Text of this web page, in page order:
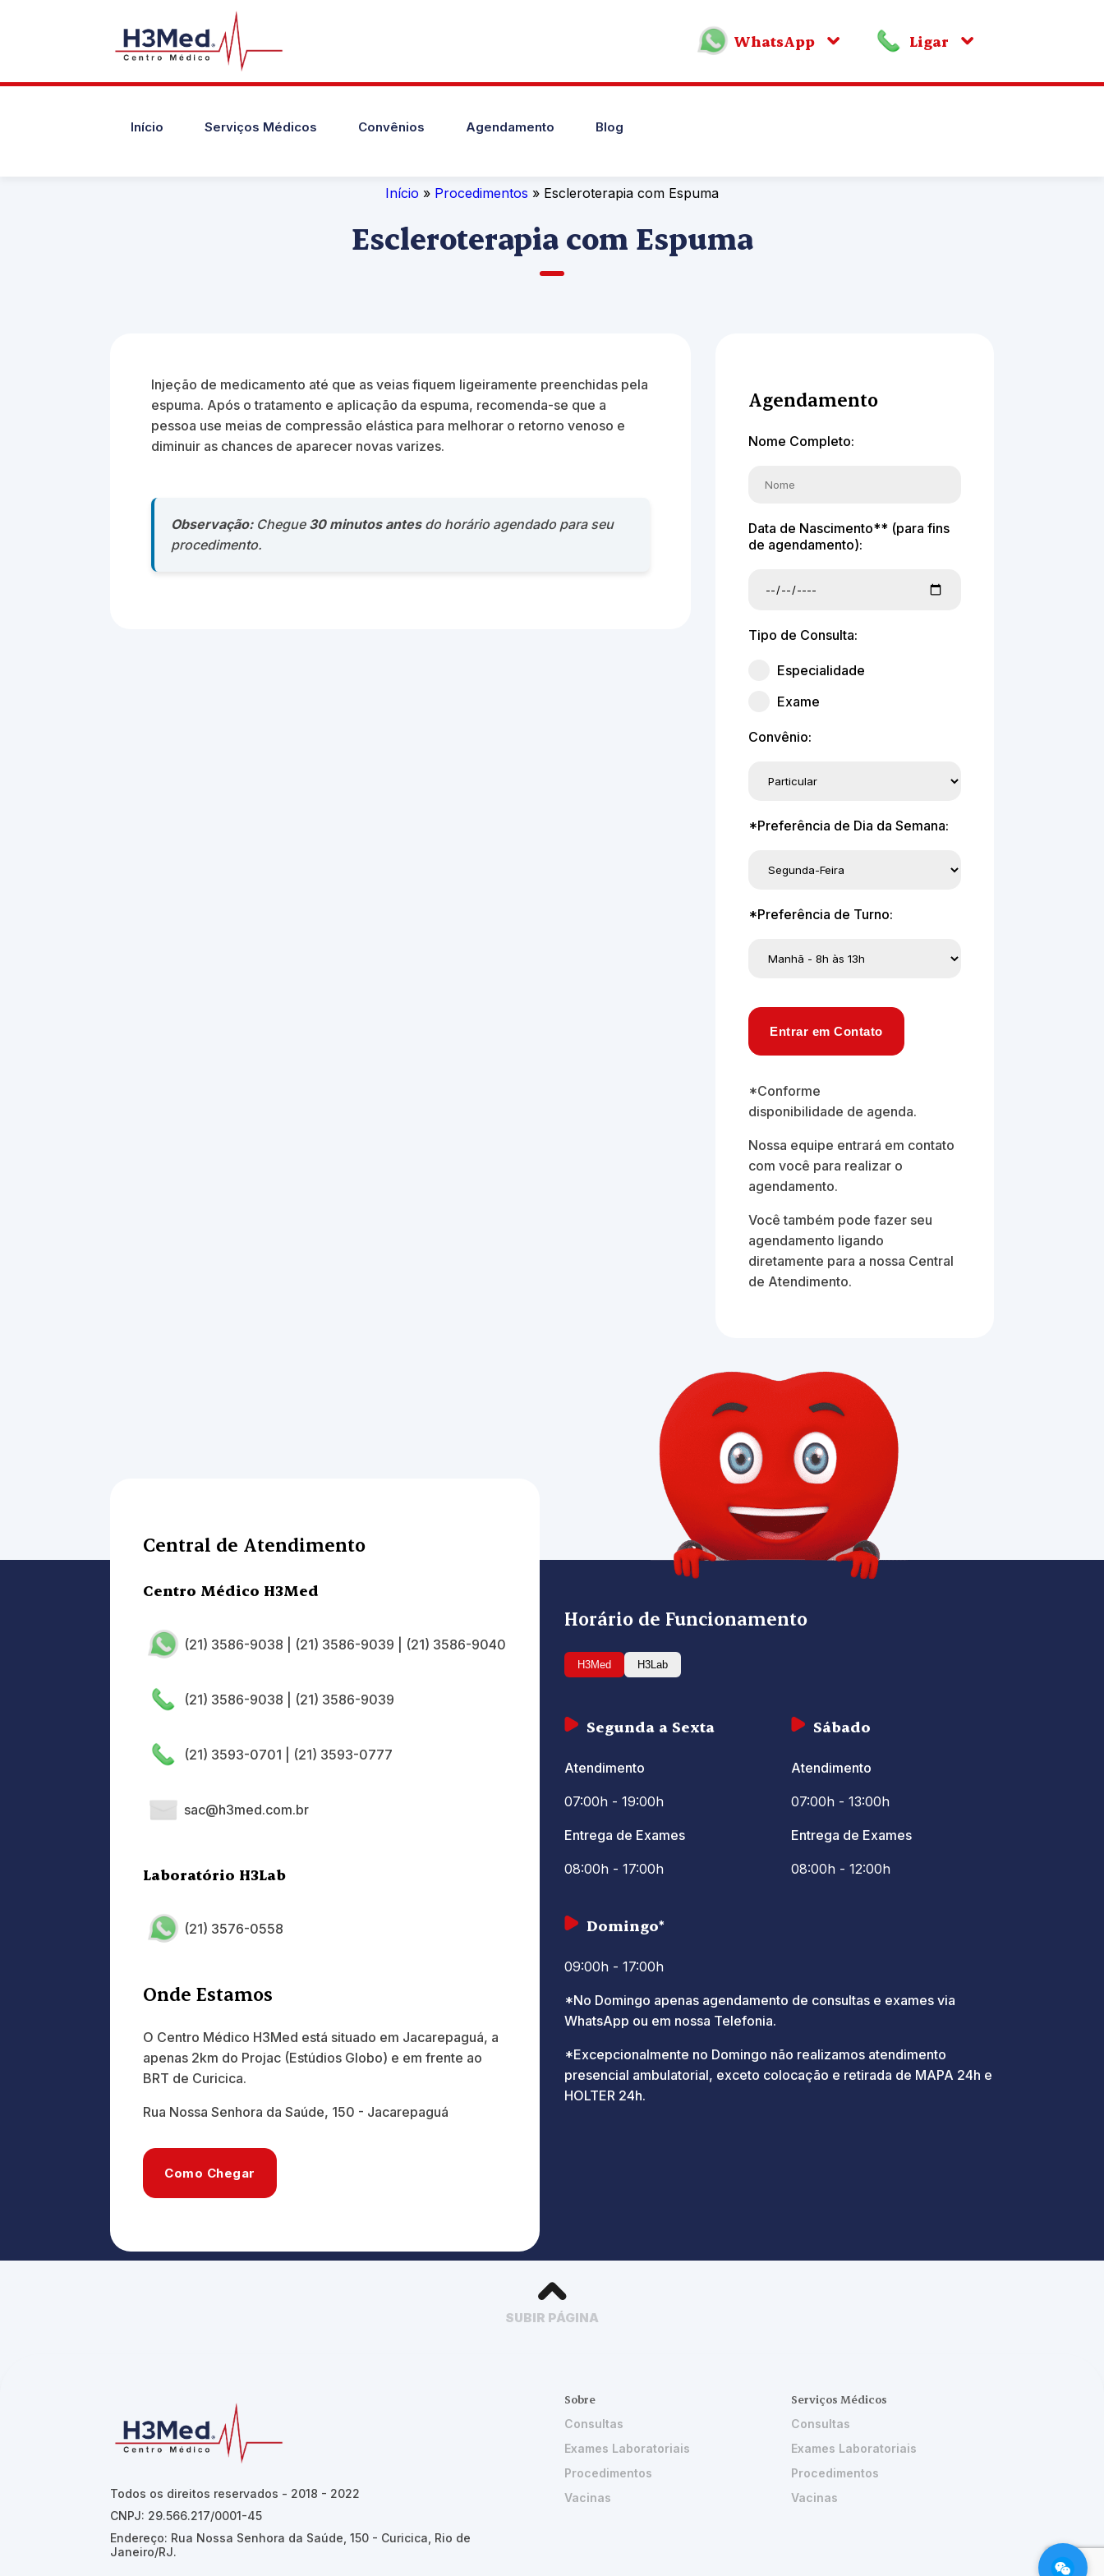
WhatsApp Ligar
Início Serviços Médicos Convênios Agendamento Blog
Início » Procedimentos » Escleroterapia com Espuma
Escleroterapia com Espuma
Injeção de medicamento até que as veias fiquem ligeiramente preenchidas pela
espuma. Após o tratamento e aplicação da espuma, recomenda-se que a
pessoa use meias de compressão elástica para melhorar o retorno venoso e
diminuir as chances de aparecer novas varizes.
Observação:Chegue 30 minutos antesdo horário agendado para seu
procedimento.
Agendamento
Nome Completo:
Data de Nascimento** (para fins
de agendamento):
Tipo de Consulta:
Especialidade
Exame
Convênio:
*Preferência de Dia da Semana:
*Preferência de Turno:
Entrar em Contato
*Conforme
disponibilidade de agenda.
Nossa equipe entrará em contato
com você para realizar o
agendamento.
Você também pode fazer seu
agendamento ligando
diretamente para a nossa Central
de Atendimento.
Central de Atendimento
Centro Médico H3Med
(21) 3586-9038 (21) 3586-9039 (21) 3586-9040
(21) 3586-9038 (21) 3586-9039
(21) 3593-0701 (21) 3593-0777
sac@h3med.com.br
Laboratório H3Lab
(21) 3576-0558
Onde Estamos
O Centro Médico H3Med está situado em Jacarepaguá, a
apenas 2km do Projac (Estúdios Globo) e em frente ao
BRT de Curicica.
Rua Nossa Senhora da Saúde, 150 - Jacarepaguá
Como Chegar
Horário de Funcionamento
H3Med H3Lab
Segunda a Sexta
Atendimento
07:00h - 19:00h
Entrega de Exames
08:00h - 17:00h
Sábado
Atendimento
07:00h - 13:00h
Entrega de Exames
08:00h - 12:00h
Domingo*
09:00h - 17:00h
*No Domingo apenas agendamento de consultas e exames via
WhatsApp ou em nossa Telefonia.
*Excepcionalmente no Domingo não realizamos atendimento
presencial ambulatorial, exceto colocação e retirada de MAPA 24h e
HOLTER 24h.
SUBIR PÁGINA
Todos os direitos reservados - 2018 - 2022
CNPJ: 29.566.217/0001-45
Endereço: Rua Nossa Senhora da Saúde, 150 - Curicica, Rio de
Janeiro/RJ.
Sobre
Consultas
Exames Laboratoriais
Procedimentos
Vacinas
Serviços Médicos
Consultas
Exames Laboratoriais
Procedimentos
Vacinas